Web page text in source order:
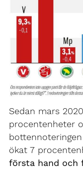
Sedan mars
procentenheter
ökat 7
första hand och